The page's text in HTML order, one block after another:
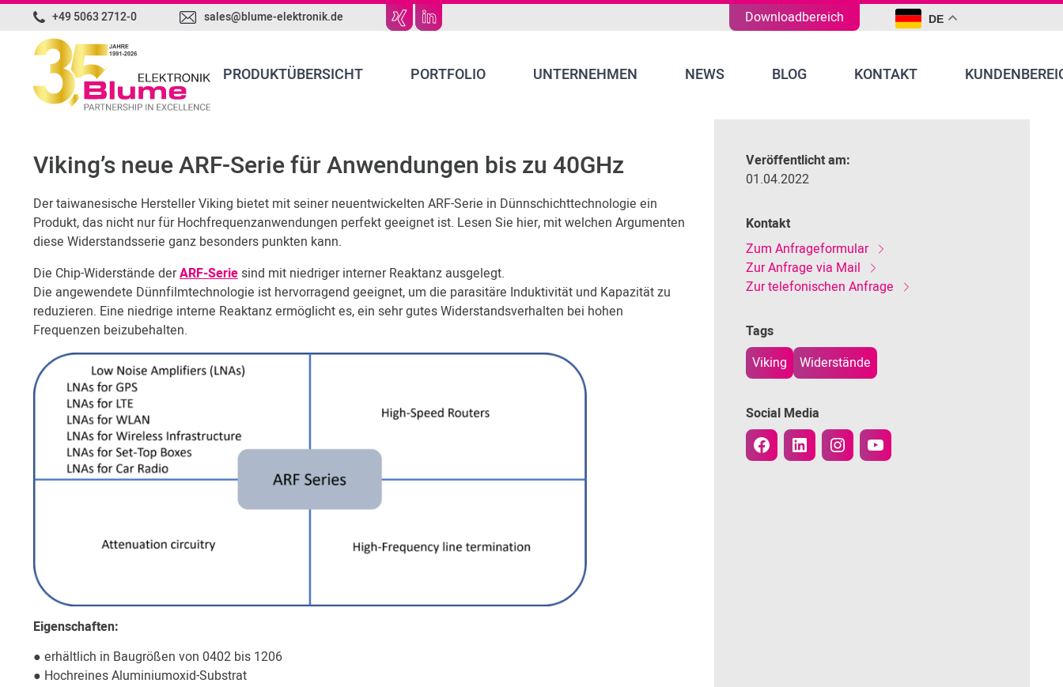
+49 5063 2712-0 sales@blume-elektronik.de Downloadbereich DE
PRODUKTÜBERSICHT PORTFOLIO UNTERNEHMEN NEWS BLOG KONTAKT
Viking’s neue ARF-Serie für Anwendungen bis zu 40GHz
Der taiwanesische Hersteller Viking bietet mit seiner neuentwickelten ARF-Serie in Dünnschichttechnologie ein
Produkt, das nicht nur für Hochfrequenzanwendungen perfekt geeignet ist. Lesen Sie hier, mit welchen Argumenten
diese Widerstandsserie ganz besonders punkten kann.
Die Chip-Widerstände derARF-Seriesind mit niedriger interner Reaktanz ausgelegt.
Die angewendete Dünnfilmtechnologie ist hervorragend geeignet, um die parasitäre Induktivität und Kapazität zu
reduzieren. Eine niedrige interne Reaktanz ermöglicht es, ein sehr gutes Widerstandsverhalten bei hohen
Frequenzen beizubehalten.
Eigenschaften:
● erhältlich in Baugrößen von 0402 bis 1206
● Hochreines Aluminiumoxid-Substrat
Veröffentlicht am:
01.04.2022
Kontakt
Zum Anfrageformular
Zur Anfrage via Mail
Zur telefonischen Anfrage
Tags
Viking
Widerstände
Social Media